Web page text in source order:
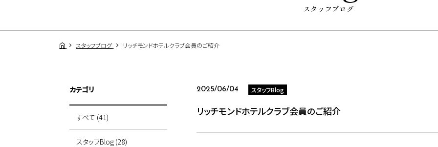
スタッフブログ
スタッフブログ リッチモンドホテルクラブ会員のご紹介
2025/06/04 スタッフBlog
リッチモンドホテルクラブ会員のご紹介
カテゴリ
すべて (41)
スタッフBlog (28)